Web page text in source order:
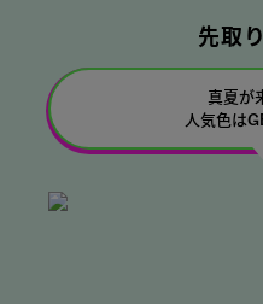
先取り
真夏が
人気色は